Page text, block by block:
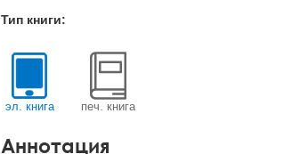
ISBN
Тип книги:
эл. книга печ. книга
Аннотация